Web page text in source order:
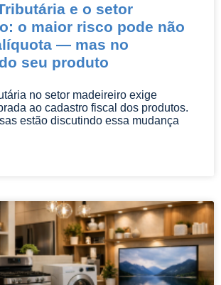
e o setor
o maior risco pode não
— mas no
seu produto
no setor madeireiro exige
ao cadastro fiscal dos produtos.
estão discutindo essa mudança